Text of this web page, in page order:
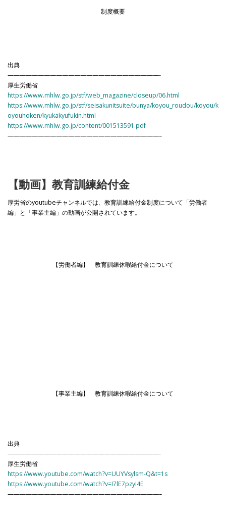
制度概要
出典
—————————————————————————-
厚生労働省
https://www.mhlw.go.jp/stf/web_magazine/closeup/06.html
https://www.mhlw.go.jp/stf/seisakunitsuite/bunya/koyou_roudou/koyou/k
oyouhoken/kyukakyufukin.html
https://www.mhlw.go.jp/content/001513591.pdf
—————————————————————————–
【動画】教育訓練給付金
厚労省のyoutubeチャンネルでは、教育訓練給付金制度について「労働者
編」と「事業主編」の動画が公開されています。
【労働者編】 教育訓練休暇給付金について
【事業主編】 教育訓練休暇給付金について
出典
—————————————————————————-
厚生労働省
https://www.youtube.com/watch?v=UUYVsylsm-Q&t=1s
https://www.youtube.com/watch?v=I7lE7pzyI4E
—————————————————————————–